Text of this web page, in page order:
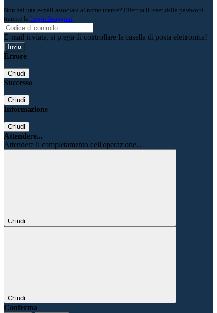
Non hai una e-mail associata al nome utente? Effettua il reset della password
tramite la Login Spaggiari
E-mail inviata, si prega di controllare la casella di posta elettronica!
Errore
Chiudi
Successo
Chiudi
Informazione
Chiudi
Attendere...
Attendere il completamento dell'operazione...
Chiudi
Chiudi
Conferma